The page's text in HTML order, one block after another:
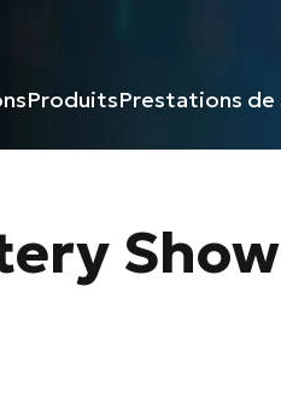
ProduitsPrestations de